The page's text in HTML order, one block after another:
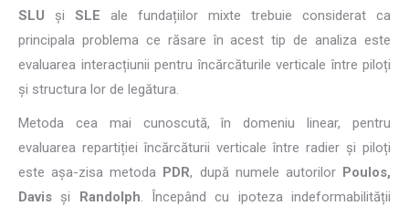
SLU și SLE ale fundațiilor mixte trebuie considerat ca
principala problema ce răsare în acest tip de analiza este
evaluarea interacțiunii pentru încărcăturile verticale între piloți
și structura lor de legătura.
Metoda cea mai cunoscută, în domeniu linear, pentru
evaluarea repartiției încărcăturii verticale între radier și piloți
este așa-zisa metoda PDR, după numele autorilor Poulos,
Davis și Randolph. Începând cu ipoteza indeformabilității